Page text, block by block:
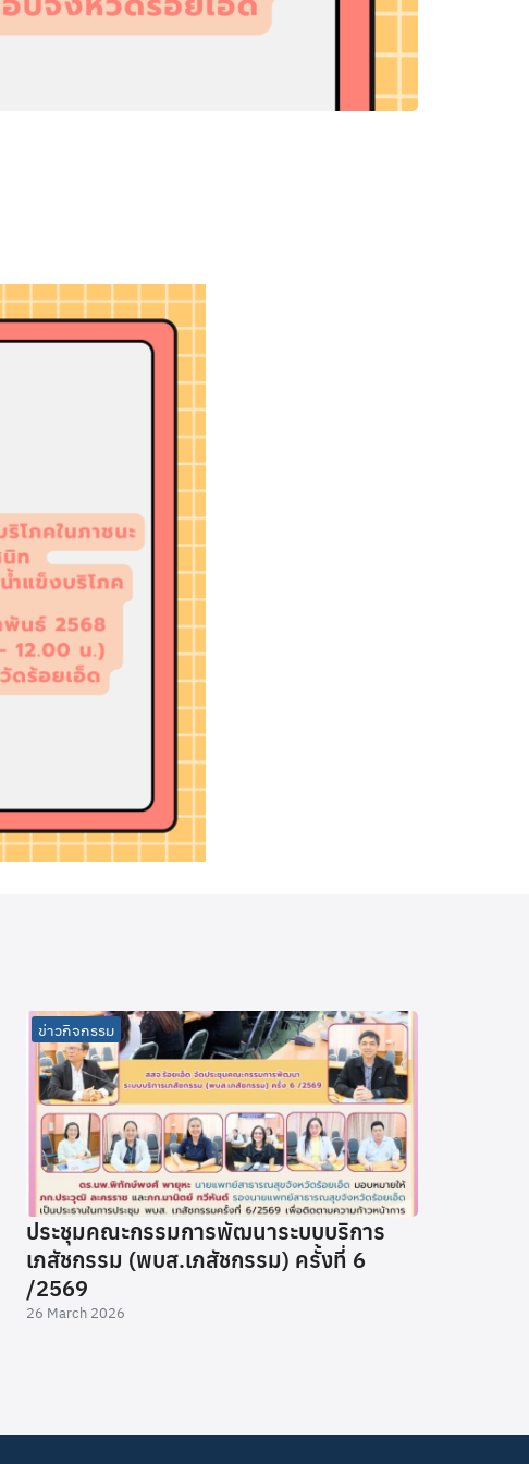
ข่าวกิจกรรม
ประชุมคณะกรรมการพัฒนาระบบบริการ
เภสัชกรรม (พบส.เภสัชกรรม) ครั้งที่ 6
/2569
26 March 2026